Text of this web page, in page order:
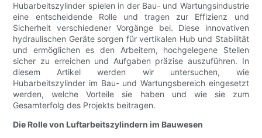
Hubarbeitszylinder spielen in der Bau- und Wartungsindustrie
eine entscheidende Rolle und tragen zur Effizienz und
Sicherheit verschiedener Vorgänge bei. Diese innovativen
hydraulischen Geräte sorgen für vertikalen Hub und Stabilität
und ermöglichen es den Arbeitern, hochgelegene Stellen
sicher zu erreichen und Aufgaben präzise auszuführen. In
diesem Artikel werden wir untersuchen, wie
Hubarbeitszylinder im Bau- und Wartungsbereich eingesetzt
werden, welche Vorteile sie haben und wie sie zum
Gesamterfolg des Projekts beitragen.
Die Rolle von Luftarbeitszylindern im Bauwesen